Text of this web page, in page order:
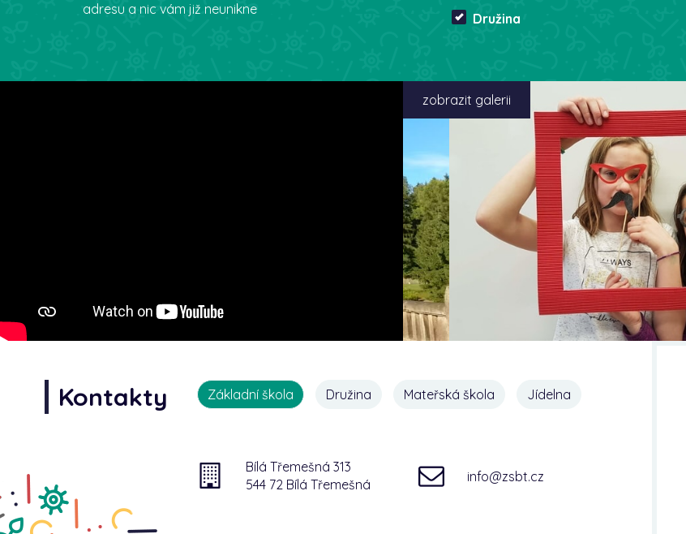
adresu a nic vám již neunikne
Družina
zobrazit galerii
Kontakty Základní škola Družina Mateřská škola Jídelna
Bílá Třemešná 313
544 72 Bílá Třemešná
info@zsbt.cz